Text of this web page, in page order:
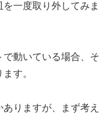
一度取り外してみま
動いている場合、そ
す。
りますが、まず考え